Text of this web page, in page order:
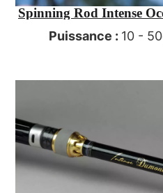
Spinning Rod Intense
oz lure
Puissance : 10 -